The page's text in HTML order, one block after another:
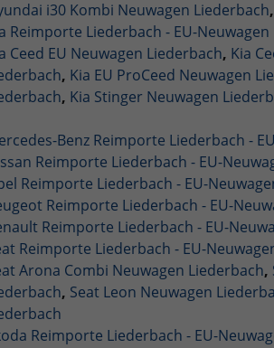
i30 Kombi Neuwagen Liederbach,
Reimporte Liederbach - EU-
Ceed EU Neuwagen Liederbach, Kia
, Kia EU ProCeed Neuwagen
, Kia Stinger Neuwagen
Benz Reimporte Liederbach -
Reimporte Liederbach - EU-
Reimporte Liederbach - EU-
Reimporte Liederbach - EU-
Reimporte Liederbach - EU-
Reimporte Liederbach - EU-
Arona Combi Neuwagen Liederbach,
, Seat Leon Neuwagen
Reimporte Liederbach - EU-